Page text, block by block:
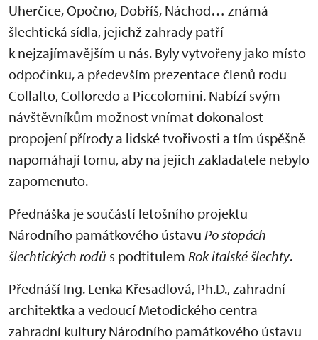
Uherčice, Opočno, Dobříš, Náchod… známá
šlechtická sídla, jejichž zahrady patří
k nejzajímavějším u nás. Byly vytvořeny jako místo
odpočinku, a především prezentace členů rodu
Collalto, Colloredo a Piccolomini. Nabízí svým
návštěvníkům možnost vnímat dokonalost
propojení přírody a lidské tvořivosti a tím úspěšně
napomáhají tomu, aby na jejich zakladatele nebylo
zapomenuto.
Přednáška je součástí letošního projektu
Národního památkového ústavu Po stopách
šlechtických rodů s podtitulem Rok italské šlechty.
Přednáší Ing. Lenka Křesadlová, Ph.D.,zahradní
architektka a vedoucí Metodického centra
zahradní kultury Národního památkového ústavu